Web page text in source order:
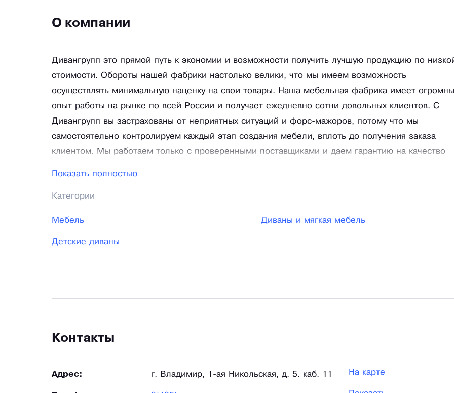
О компании
Дивангрупп это прямой путь к экономии и возможности получить лучшую продукцию по
стоимости. Обороты нашей фабрики настолько велики, что мы имеем возможность
осуществлять минимальную наценку на свои товары. Наша мебельная фабрика имеет
опыт работы на рынке по всей России и получает ежедневно сотни довольных клиентов. С
Дивангрупп вы застрахованы от неприятных ситуаций и форс-мажоров, потому что мы
самостоятельно контролируем каждый этап создания мебели, вплоть до получения заказа
клиентом. Мы работаем только с проверенными поставщиками и даем гарантию на качество
либо брак.
Показать полностью
Категории
Мебель Диваны и мягкая мебель
Детские диваны
Контакты
Адрес: г. Владимир, 1-ая Никольская, д. 5. каб. 11 На карте